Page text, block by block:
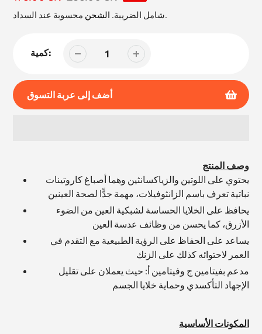
البيع
شامل الضريبة. الشحن محسوبة عند السداد.
كمية:
أضف إلى عربة التسوق
عربة
الخاصة
وصف المنتج
يحتوي على اللوتين والزياكسانثين وهما أصباغ كاروتينات
نباتية تعرف باسم الزانثوفيلات، مهمة جدًّا لصحة العينين
يحافظ على الخلايا الحساسة لشبكية العين من الضوء
الأزرق، كما يحسن من وظائف عدسة العين
يساعد على الحفاظ على الرؤية الطبيعية مع التقدم في
العمر لاحتوائه كذلك على الزنك
مدعم بفيتامين ج وفيتامين أ: حيث يعملان على تقليل
الإجهاد التأكسدي وحماية خلايا الجسم
المكونات الأساسية